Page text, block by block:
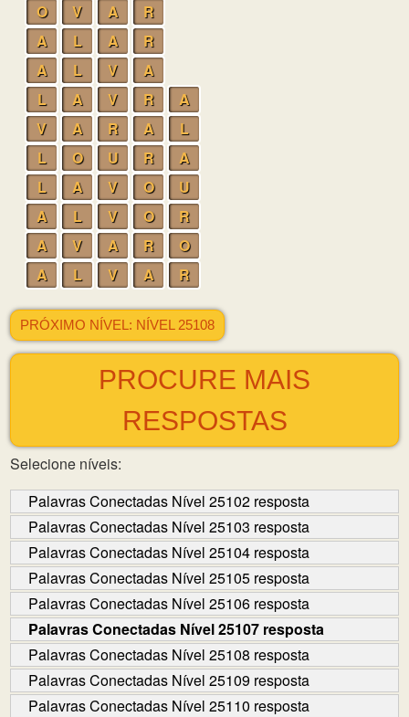
O
V A
R
A
L A
R
A
L V
A
L
A V R
A
V
A R A
L
L
O U R
A
L
A V O
U
A
L V O
R
A
V A R
O
A
L V A R
PRÓXIMO NÍVEL: NÍVEL 25108
PROCURE MAIS
RESPOSTAS
Selecione níveis:
Palavras Conectadas Nível 25102 resposta
Palavras Conectadas Nível 25103 resposta
Palavras Conectadas Nível 25104 resposta
Palavras Conectadas Nível 25105 resposta
Palavras Conectadas Nível 25106 resposta
Palavras Conectadas Nível 25107 resposta
Palavras Conectadas Nível 25108 resposta
Palavras Conectadas Nível 25109 resposta
Palavras Conectadas Nível 25110 resposta